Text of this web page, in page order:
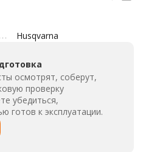
Husqvarna
осмотрят, соберут,
проверку
убедиться,
готов к эксплуатации.